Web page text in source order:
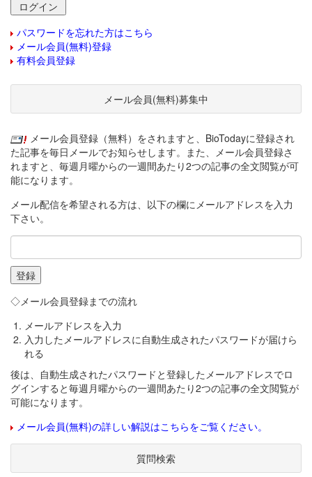
パスワードを忘れた方はこちら
メール会員(無料)登録
有料会員登録
メール会員(無料)募集中
メール会員登録（無料）をされますと、BioTodayに登録され
た記事を毎日メールでお知らせします。また、メール会員登録さ
れますと、毎週月曜からの一週間あたり2つの記事の全文閲覧が可
能になります。
メール配信を希望される方は、以下の欄にメールアドレスを入力
下さい。
◇メール会員登録までの流れ
メールアドレスを入力
入力したメールアドレスに自動生成されたパスワードが届けら
れる
後は、自動生成されたパスワードと登録したメールアドレスでロ
グインすると毎週月曜からの一週間あたり2つの記事の全文閲覧が
可能になります。
メール会員(無料)の詳しい解説はこちらをご覧ください。
質問検索